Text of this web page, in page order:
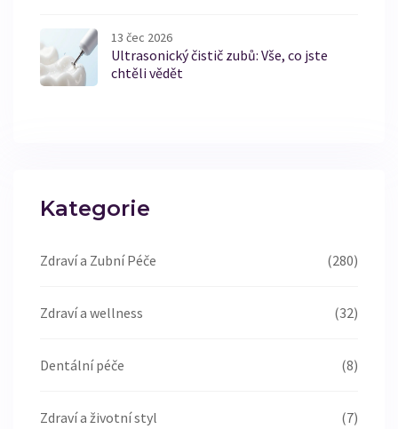
13 čec 2026
Ultrasonický čistič zubů: Vše, co jste
chtěli vědět
Kategorie
Zdraví a Zubní Péče (280)
Zdraví a wellness (32)
Dentální péče (8)
Zdraví a životní styl (7)